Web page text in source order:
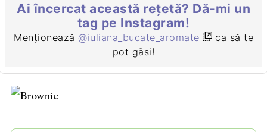
Ai încercat această rețetă? Dă-mi un
tag pe Instagram!
Menționează @iuliana_bucate_aromate
ca să te
pot găsi!